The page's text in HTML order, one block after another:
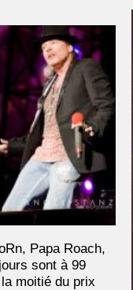
Papa Roach,
sont à 99
moitié du prix